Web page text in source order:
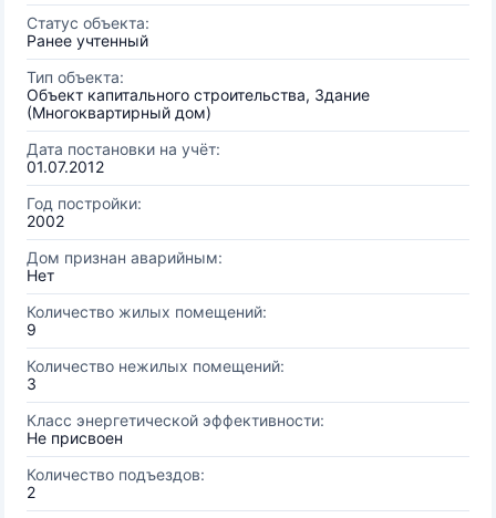
Статус объекта:
Ранее учтенный
Тип объекта:
Объект капитального строительства, Здание
(Многоквартирный дом)
Дата постановки на учёт:
01.07.2012
Год постройки:
2002
Дом признан аварийным:
Нет
Количество жилых помещений:
9
Количество нежилых помещений:
3
Класс энергетической эффективности:
Не присвоен
Количество подъездов:
2